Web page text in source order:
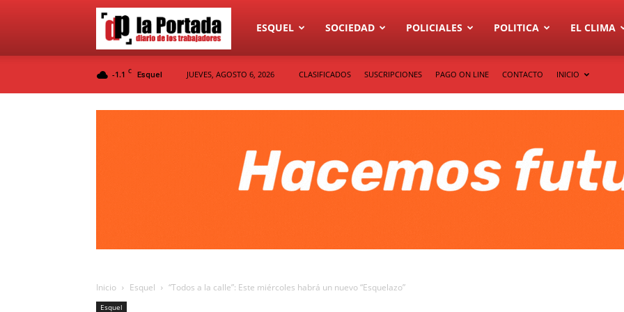
Diario
La
ESQUEL SOCIEDAD POLICIALES POLITICA EL CLIMA
-1.1 C Esquel JUEVES, AGOSTO 6, 2026 CLASIFICADOS SUSCRIPCIONES PAGO ON LINE CONTACTO INICIO
Inicio Esquel “Todos a la calle”: Este miércoles habrá un nuevo “Esquelazo”
Esquel